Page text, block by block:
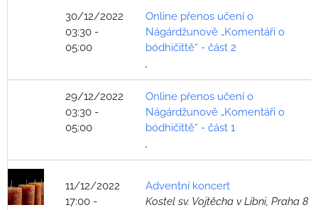
30/12/2022
03:30 -
05:00
Online přenos učení o
Nágárdžunově „Komentáři o
bódhičittě“ - část 2
,
29/12/2022
03:30 -
05:00
Online přenos učení o
Nágárdžunově „Komentáři o
bódhičittě“ - část 1
,
11/12/2022
17:00 -
Adventní koncert
Kostel sv. Vojtěcha v Libni, Praha 8